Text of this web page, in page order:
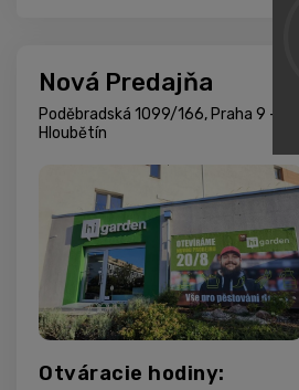
Nová Predajňa
Poděbradská 1099/166, Praha 9 -
Hloubětín
Otváracie hodiny: